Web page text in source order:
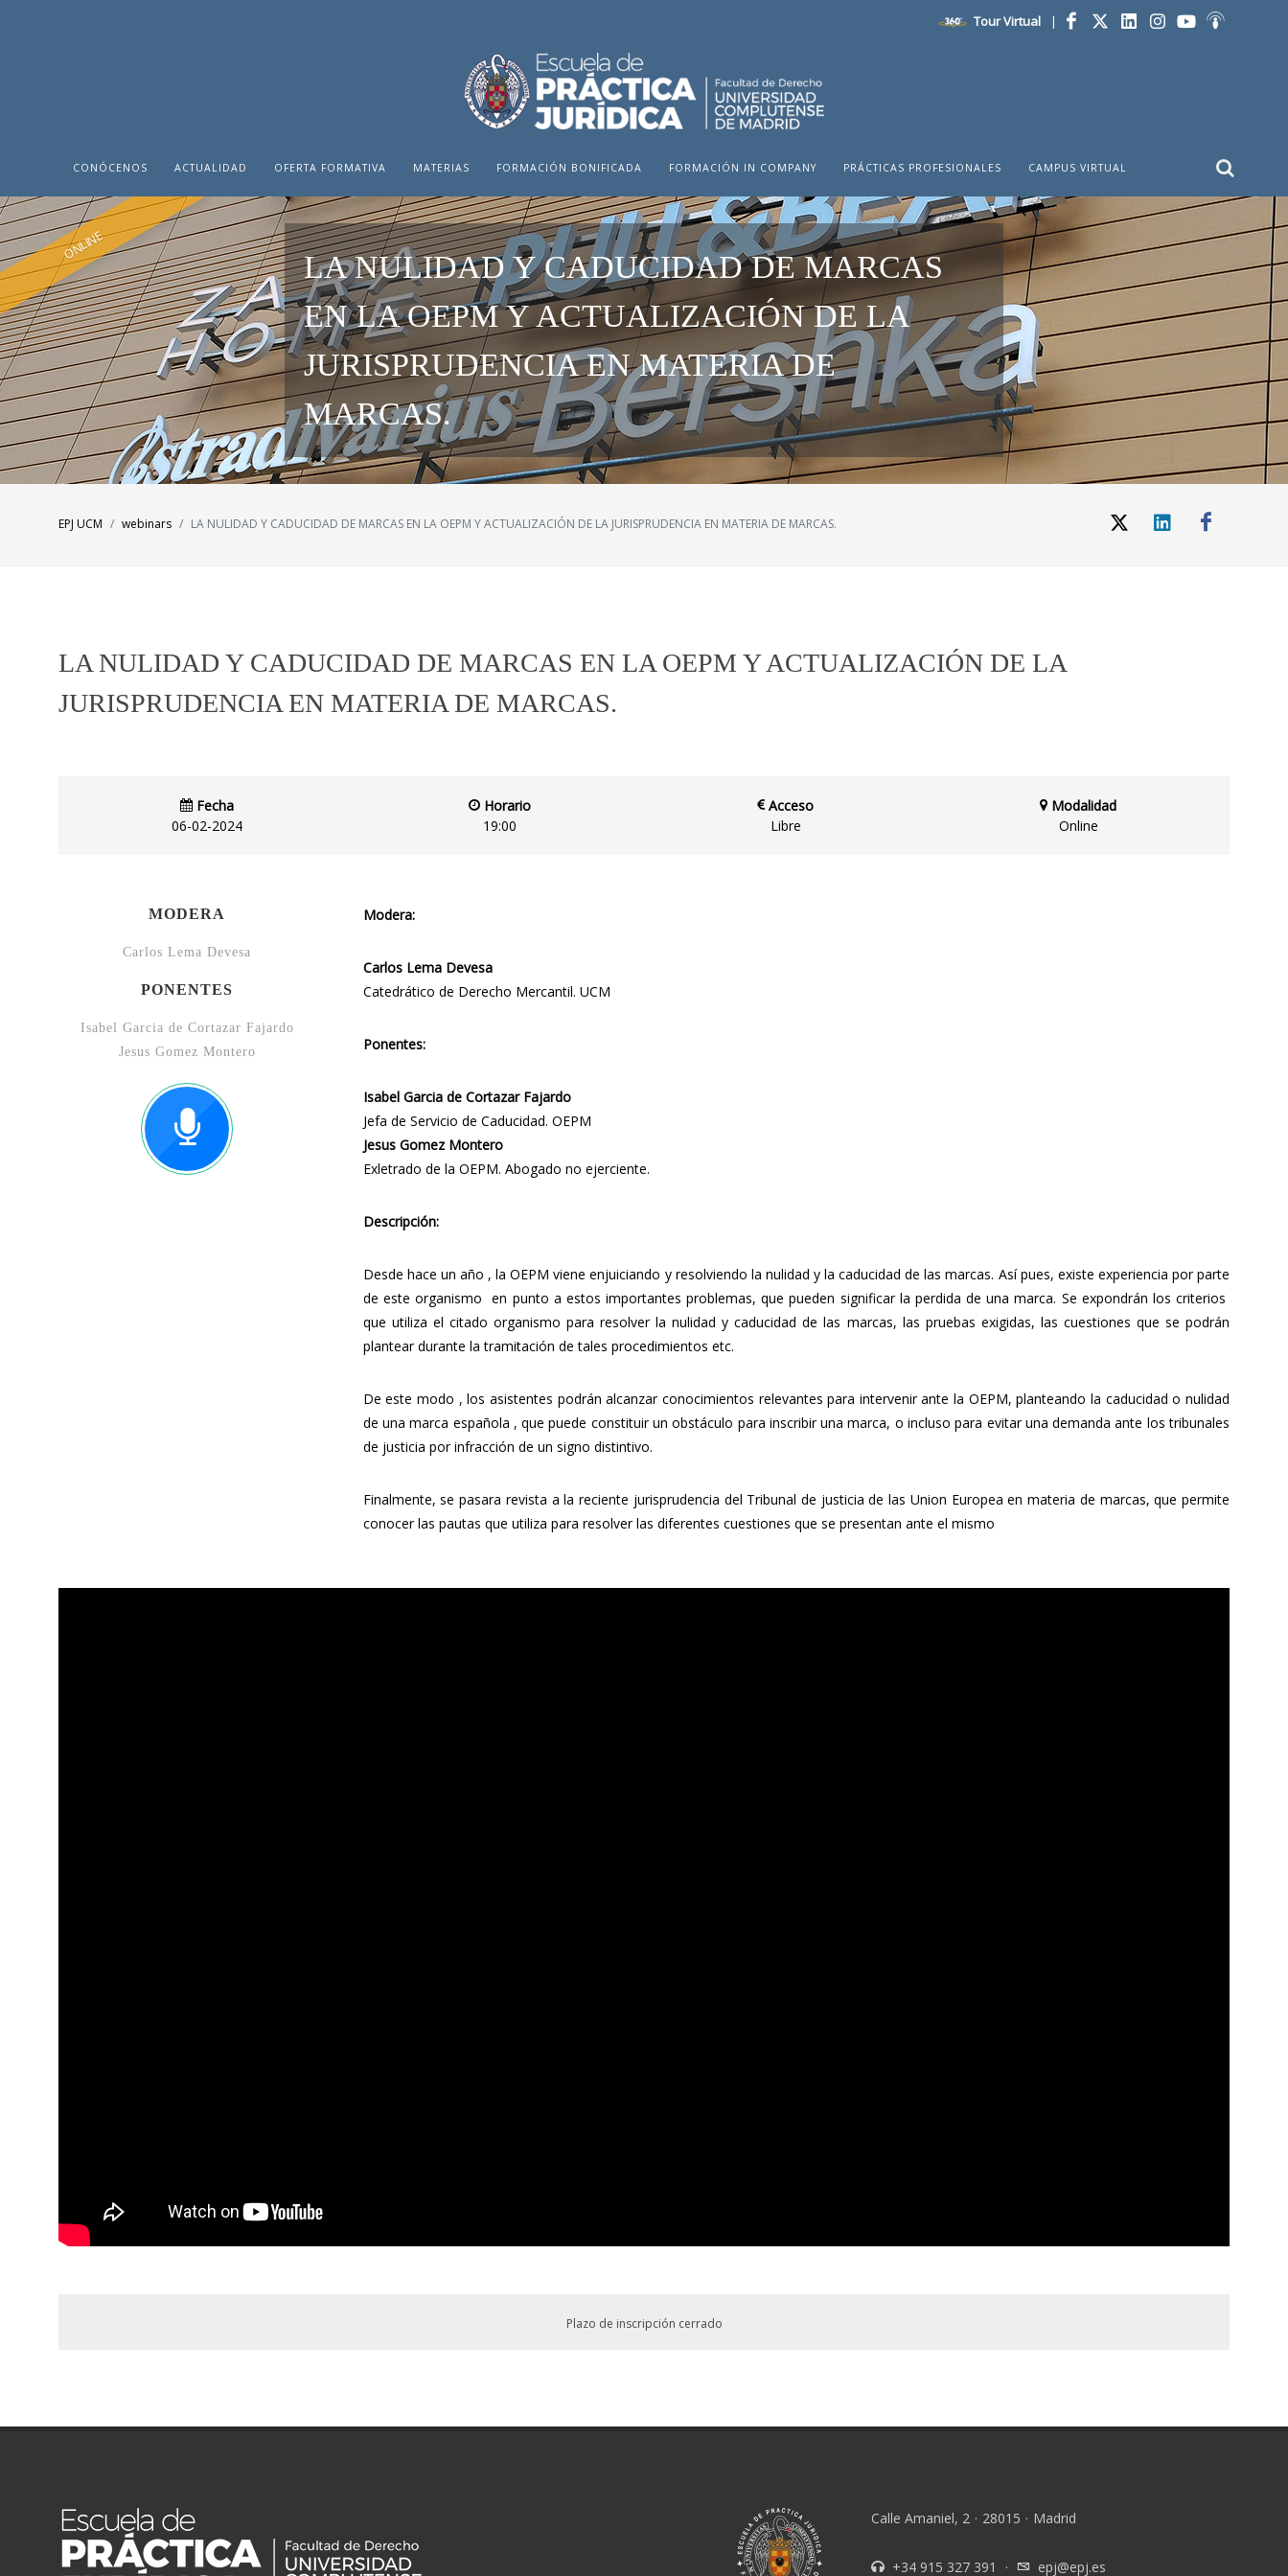
Tour Virtual |
CONÓCENOS ACTUALIDAD OFERTA FORMATIVA MATERIAS FORMACIÓN BONIFICADA FORMACIÓN IN COMPANY PRÁCTICAS PROFESIONALES CAMPUS VIRTUAL
ONLINE
LA NULIDAD Y CADUCIDAD DE MARCAS
EN LA OEPM Y ACTUALIZACIÓN DE LA
JURISPRUDENCIA EN MATERIA DE
MARCAS.
EPJ UCM webinars LA NULIDAD Y CADUCIDAD DE MARCAS EN LA OEPM Y ACTUALIZACIÓN DE LA JURISPRUDENCIA EN MATERIA DE MARCAS.
LA NULIDAD Y CADUCIDAD DE MARCAS EN LA OEPM Y ACTUALIZACIÓN DE LA
JURISPRUDENCIA EN MATERIA DE MARCAS.
Fecha
06-02-2024
Horario
19:00
Acceso
Libre
Modalidad
Online
MODERA
Carlos Lema Devesa
PONENTES
Isabel Garcia de Cortazar Fajardo
Jesus Gomez Montero
Modera:
Carlos Lema Devesa
Catedrático de Derecho Mercantil. UCM
Ponentes:
Isabel Garcia de Cortazar Fajardo
Jefa de Servicio de Caducidad. OEPM
Jesus Gomez Montero
Exletrado de la OEPM. Abogado no ejerciente.
Descripción:
Desde hace un año , la OEPM viene enjuiciando y resolviendo la nulidad y la caducidad de las marcas. Así pues, existe experiencia por parte
de este organismo en punto a estos importantes problemas, que pueden significar la perdida de una marca. Se expondrán los criterios
que utiliza el citado organismo para resolver la nulidad y caducidad de las marcas, las pruebas exigidas, las cuestiones que se podrán
plantear durante la tramitación de tales procedimientos etc.
De este modo , los asistentes podrán alcanzar conocimientos relevantes para intervenir ante la OEPM, planteando la caducidad o nulidad
de una marca española , que puede constituir un obstáculo para inscribir una marca, o incluso para evitar una demanda ante los tribunales
de justicia por infracción de un signo distintivo.
Finalmente, se pasara revista a la reciente jurisprudencia del Tribunal de justicia de las Union Europea en materia de marcas, que permite
conocer las pautas que utiliza para resolver las diferentes cuestiones que se presentan ante el mismo
Plazo de inscripción cerrado
Calle Amaniel, 2 · 28015 · Madrid
+34 915 327 391 · epj@epj.es